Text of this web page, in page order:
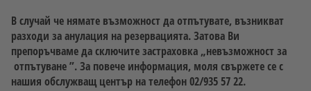
В случай че нямате възможност да отпътувате, възникват
разходи за анулация на резервацията. Затова Ви
препоръчваме да сключите застраховка „невъзможност за
отпътуване ”. За повече информация, моля свържете се с
нашия обслужващ център на телефон 02/935 57 22.